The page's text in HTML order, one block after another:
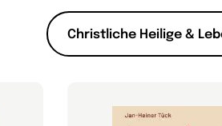
Christliche Heilige &